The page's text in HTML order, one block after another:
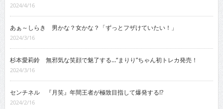
2024/4/16
あぁ～しらき 男かな？女かな？「ずっとフザけていたい！」
2024/3/16
杉本愛莉鈴 無邪気な笑顔で魅了する…“まりり”ちゃん初トレカ発売！
2024/3/16
センチネル 『月笑』年間王者が極致目指して爆発する!?
2024/2/16